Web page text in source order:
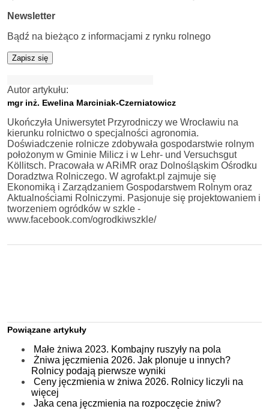
Newsletter
Bądź na bieżąco z informacjami z rynku rolnego
Zapisz się
Autor artykułu:
mgr inż. Ewelina Marciniak-Czerniatowicz
Ukończyła Uniwersytet Przyrodniczy we Wrocławiu na
kierunku rolnictwo o specjalności agronomia.
Doświadczenie rolnicze zdobywała gospodarstwie rolnym
położonym w Gminie Milicz i w Lehr- und Versuchsgut
Köllitsch. Pracowała w ARiMR oraz Dolnośląskim Ośrodku
Doradztwa Rolniczego. W agrofakt.pl zajmuje się
Ekonomiką i Zarządzaniem Gospodarstwem Rolnym oraz
Aktualnościami Rolniczymi. Pasjonuje się projektowaniem i
tworzeniem ogródków w szkle -
www.facebook.com/ogrodkiwszkle/
Powiązane artykuły
Małe żniwa 2023. Kombajny ruszyły na pola
Żniwa jęczmienia 2026. Jak plonuje u innych?
Rolnicy podają pierwsze wyniki
Ceny jęczmienia w żniwa 2026. Rolnicy liczyli na
więcej
Jaka cena jęczmienia na rozpoczęcie żniw?